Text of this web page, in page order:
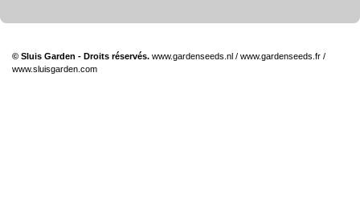
© Sluis Garden - Droits réservés. www.gardenseeds.nl / www.gardenseeds.fr /
www.sluisgarden.com